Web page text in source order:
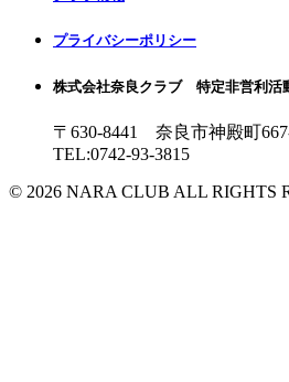
プライバシーポリシー
株式会社奈良クラブ 特定非営利活
〒630-8441 奈良市神殿町
TEL:0742-93-3815
© 2026 NARA CLUB ALL RIGHTS